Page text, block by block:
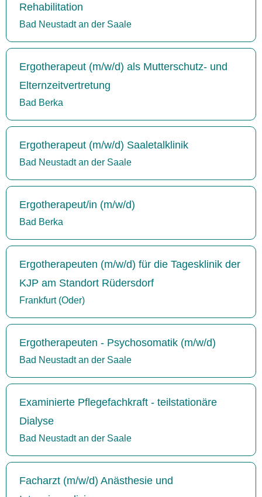
Rehabilitation
Bad Neustadt an der Saale
Ergotherapeut (m/w/d) als Mutterschutz- und
Elternzeitvertretung
Bad Berka
Ergotherapeut (m/w/d) Saaletalklinik
Bad Neustadt an der Saale
Ergotherapeut/in (m/w/d)
Bad Berka
Ergotherapeuten (m/w/d) für die Tagesklinik der
KJP am Standort Rüdersdorf
Frankfurt (Oder)
Ergotherapeuten - Psychosomatik (m/w/d)
Bad Neustadt an der Saale
Examinierte Pflegefachkraft - teilstationäre
Dialyse
Bad Neustadt an der Saale
Facharzt (m/w/d) Anästhesie und